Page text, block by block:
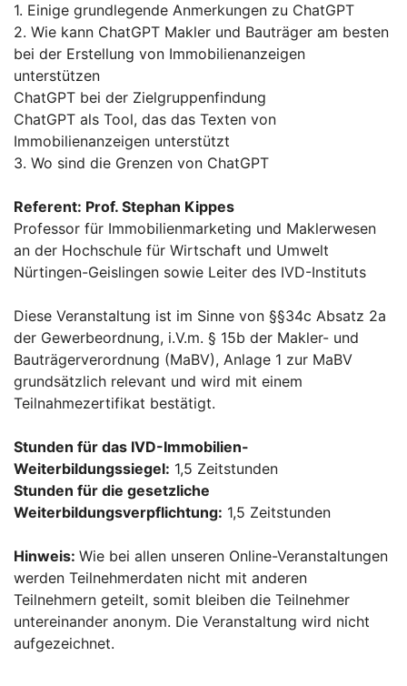
1. Einige grundlegende Anmerkungen zu ChatGPT
2. Wie kann ChatGPT Makler und Bauträger am besten
bei der Erstellung von Immobilienanzeigen
unterstützen
ChatGPT bei der Zielgruppenfindung
ChatGPT als Tool, das das Texten von
Immobilienanzeigen unterstützt
3. Wo sind die Grenzen von ChatGPT
Referent: Prof. Stephan Kippes
Professor für Immobilienmarketing und Maklerwesen
an der Hochschule für Wirtschaft und Umwelt
Nürtingen-Geislingen sowie Leiter des IVD-Instituts
Diese Veranstaltung ist im Sinne von §§34c Absatz 2a
der Gewerbeordnung, i.V.m. § 15b der Makler- und
Bauträgerverordnung (MaBV), Anlage 1 zur MaBV
grundsätzlich relevant und wird mit einem
Teilnahmezertifikat bestätigt.
Stunden für das IVD-Immobilien-
Weiterbildungssiegel: 1,5 Zeitstunden
Stunden für die gesetzliche
Weiterbildungsverpflichtung: 1,5 Zeitstunden
Hinweis: Wie bei allen unseren Online-Veranstaltungen
werden Teilnehmerdaten nicht mit anderen
Teilnehmern geteilt, somit bleiben die Teilnehmer
untereinander anonym. Die Veranstaltung wird nicht
aufgezeichnet.